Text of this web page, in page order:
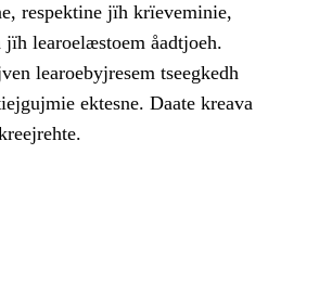
respektine jïh krïeveminie,
jïh learoelæstoem åadtjoeh.
learoebyjresem tseegkedh
ektesne. Daate kreava